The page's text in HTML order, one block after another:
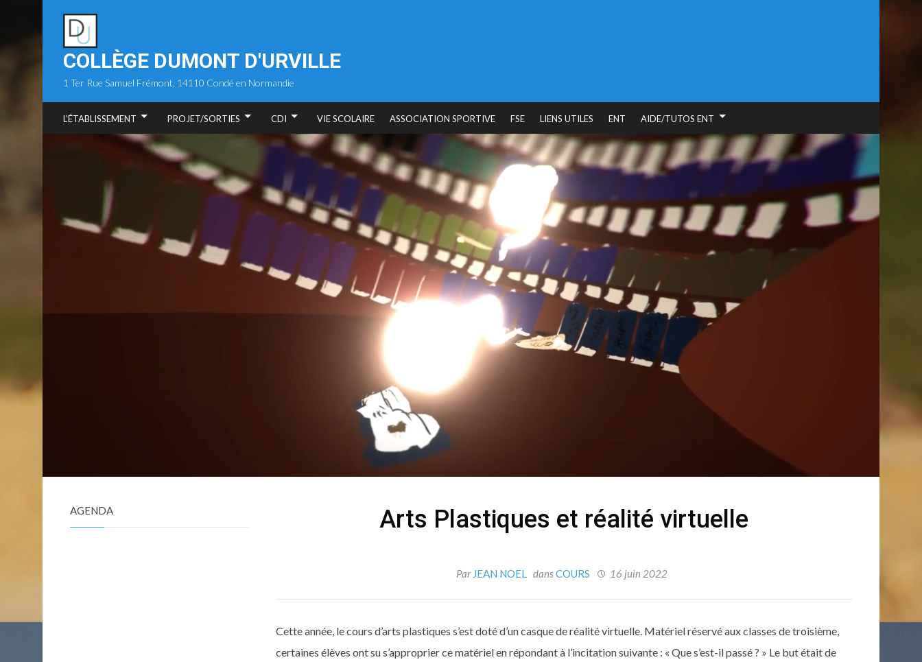
COLLÈGE DUMONT D'URVILLE
1 Ter Rue Samuel Frémont, 14110 Condé en Normandie
L’ÉTABLISSEMENT PROJET/SORTIES CDI VIE SCOLAIRE ASSOCIATION SPORTIVE FSE LIENS UTILES ENT AIDE/TUTOS ENT
Arts Plastiques et réalité virtuelle
Par JEAN NOEL dansCOURS 16 juin 2022
Cette année, le cours d’arts plastiques s’est doté d’un casque de réalité virtuelle. Matériel réservé aux classes de troisième,
certaines élèves ont su s’approprier ce matériel en répondant à l’incitation suivante : « Que s’est-il passé ? » Le but était de
AGENDA